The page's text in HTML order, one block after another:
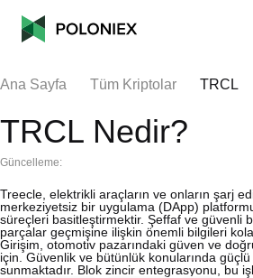
Ana Sayfa Tüm Kriptolar TRCL
TRCL Nedir?
Güncelleme:
Treecle, elektrikli araçların ve onların şarj
merkeziyetsiz bir uygulama (DApp)
süreçleri basitleştirmektir. Şeffaf ve güvenli
parçalar geçmişine ilişkin önemli bilgileri
Girişim, otomotiv pazarındaki güven ve
için. Güvenlik ve bütünlük konularında
sunmaktadır. Blok zincir entegrasyonu, bu